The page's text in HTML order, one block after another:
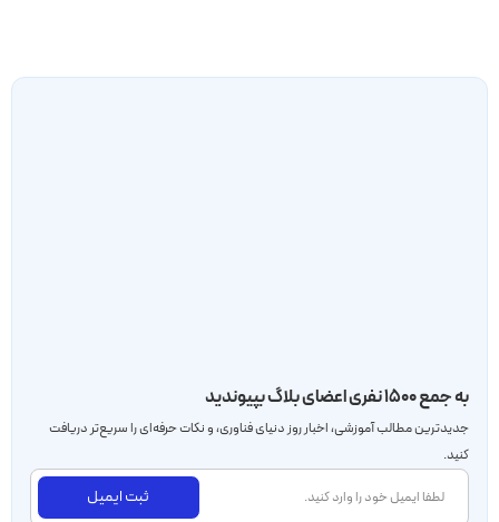
به جمع ۱۵۰۰ نفری اعضای بلاگ بپیوندید
جدید‌ترین مطالب آموزشی، اخبار روز دنیای فناوری، و نکات حرفه‌ای را سریع‌تر دریافت
کنید.
ثبت ایمیل